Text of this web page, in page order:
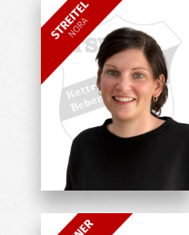
Übungsleiterin